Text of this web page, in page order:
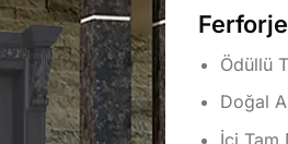
2
müşteri
puanına
dayanarak
5 üzerinden
aldı
Ödüllü
Doğal